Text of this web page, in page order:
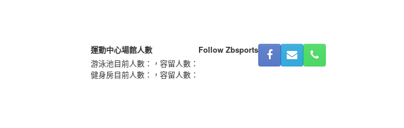
運動中心場館人數
游泳池目前人數：
，容留人數：
健身房目前人數：
，容留人數：
Follow Zbsports